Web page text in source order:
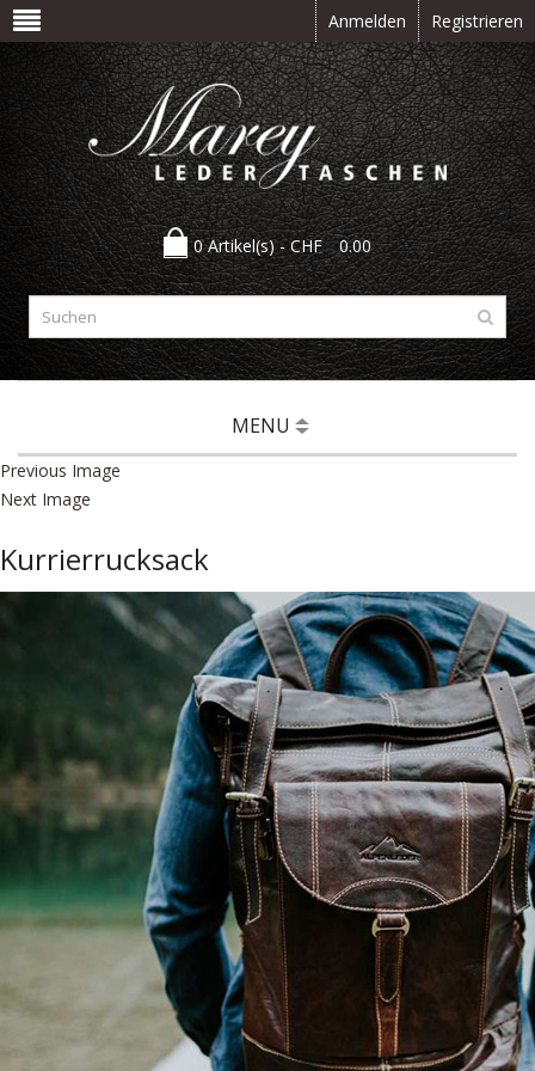
Anmelden Registrieren
0 Artikel(s) -CHF 0.00
MENU
Previous Image
Next Image
Kurrierrucksack